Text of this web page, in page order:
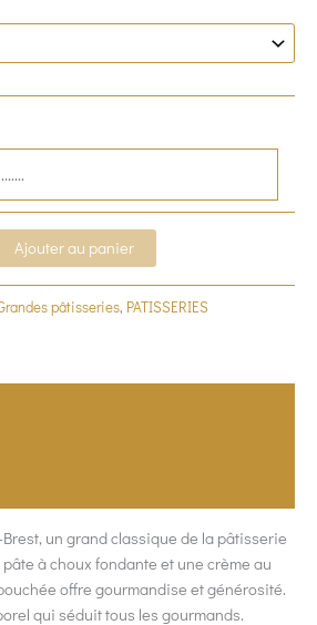
Ajouter au panier
pâtisseries, PATISSERIES
un grand classique de la pâtisserie
à choux fondante et une crème au
offre gourmandise et générosité.
qui séduit tous les gourmands.